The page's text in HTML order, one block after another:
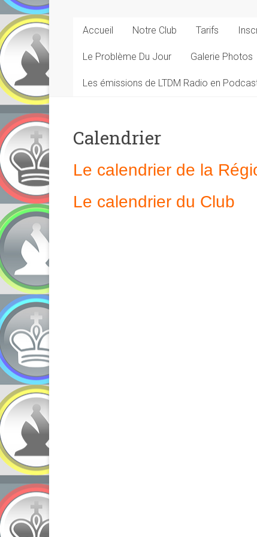
Accueil Notre Club Tarifs
Le Problème Du Jour Galerie Photos
Les émissions de LTDM Radio en
Calendrier
Le calendrier de la
Le calendrier du Club